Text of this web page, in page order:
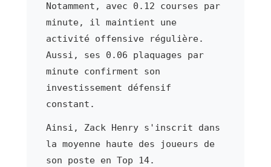
Notamment, avec 0.12 courses par
minute, il maintient une
activité offensive régulière.
Aussi, ses 0.06 plaquages par
minute confirment son
investissement défensif
constant.
Ainsi, Zack Henry s'inscrit dans
la moyenne haute des joueurs de
son poste en Top 14.